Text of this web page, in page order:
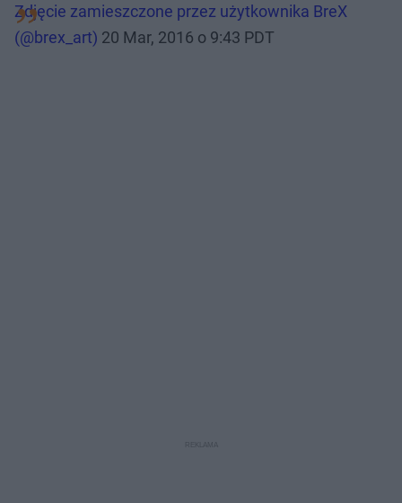
Zdjęcie zamieszczone przez użytkownika BreX
(@brex_art) 20 Mar, 2016 o 9:43 PDT